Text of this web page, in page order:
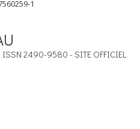
1
2490-9580 - SITE OFFICIEL